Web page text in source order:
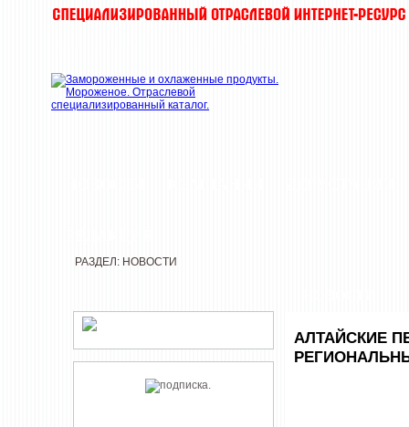
РАЗДЕЛ: НОВОСТИ
АЛТАЙСКИЕ